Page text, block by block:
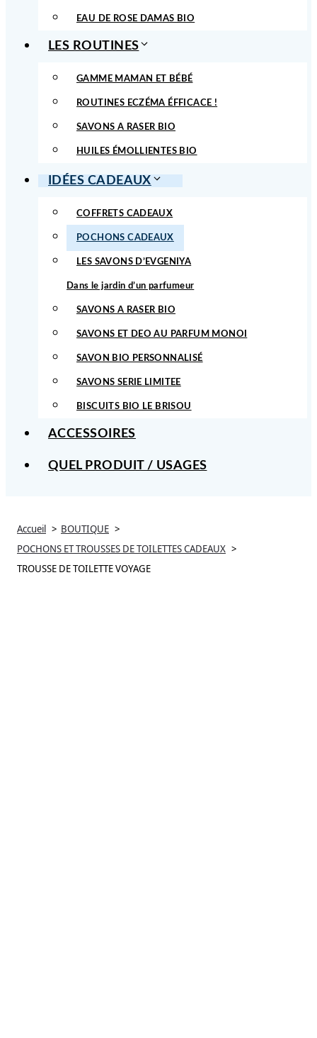
EAU DE ROSE DAMAS BIO
LES ROUTINES
GAMME MAMAN ET BÉBÉ
ROUTINES ECZÉMA ÉFFICACE !
SAVONS A RASER BIO
HUILES ÉMOLLIENTES BIO
IDÉES CADEAUX
COFFRETS CADEAUX
POCHONS CADEAUX
LES SAVONS D’EVGENIYA
Dans le jardin d’un parfumeur
SAVONS A RASER BIO
SAVONS ET DEO AU PARFUM MONOI
SAVON BIO PERSONNALISÉ
SAVONS SERIE LIMITEE
BISCUITS BIO LE BRISOU
ACCESSOIRES
QUEL PRODUIT / USAGES
Accueil
BOUTIQUE
POCHONS ET TROUSSES DE TOILETTES CADEAUX
TROUSSE DE TOILETTE VOYAGE